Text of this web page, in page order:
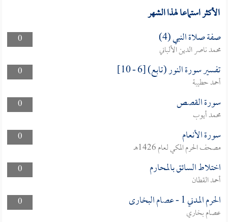
الأكثر استماعا لهذا الشهر
0 صفة صلاة النبي (4)
محمد ناصر الدين الألباني
0
تفسير سورة النور (تابع) [6 - 10]
أحمد حطيبة
0
سورة القصص
محمد أيوب
0
سورة الأنعام
مصحف الحرم المكي لعام 1426هـ
0
اختلاط السائق بالمحارم
أحمد القطان
0
الحرم المدني 1 - عصام البخارى
عصام بخاري